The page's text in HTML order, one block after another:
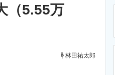
基本と応用 エネルギーの
（5.55万
林田祐太郎